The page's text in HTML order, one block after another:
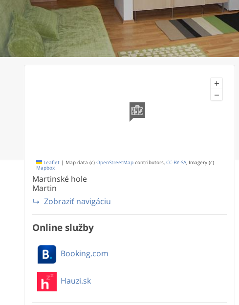
+
−
Leaflet | Map data (c) OpenStreetMap contributors, CC-BY-SA , Imagery (c)
Mapbox
Martinské hole
Martin
Zobraziť navigáciu
Online služby
Booking.com
Hauzi.sk